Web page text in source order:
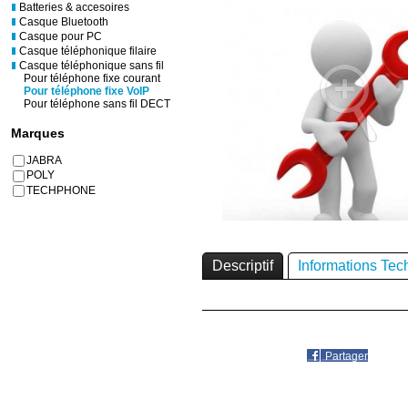
Batteries & accesoires
Casque Bluetooth
Casque pour PC
Casque téléphonique filaire
Casque téléphonique sans fil
Pour téléphone fixe courant
Pour téléphone fixe VoIP
Pour téléphone sans fil DECT
Marques
JABRA
POLY
TECHPHONE
Descriptif Informations
Partager